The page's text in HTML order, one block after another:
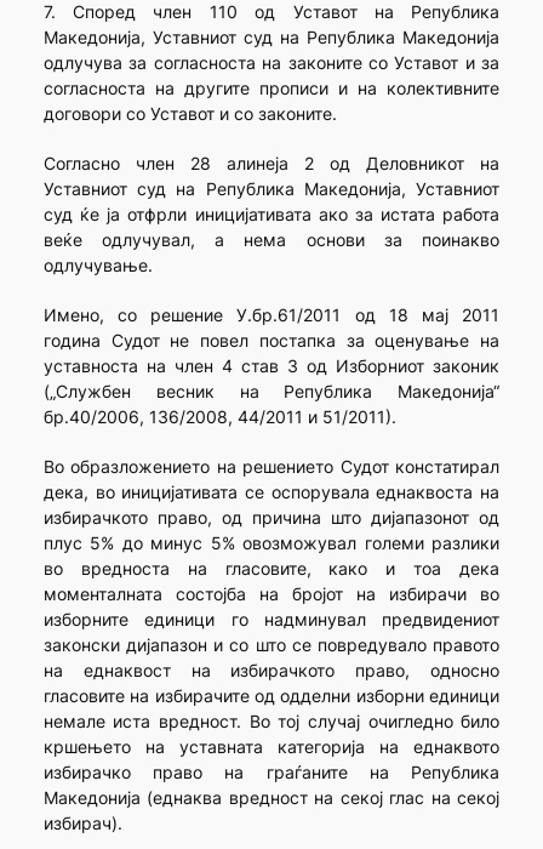
7. Според член 110 од Уставот на Република
Македонија, Уставниот суд на Република Македонија
одлучува за согласноста на законите со Уставот и за
согласноста на другите прописи и на колективните
договори со Уставот и со законите.
Согласно член 28 алинеја 2 од Деловникот на
Уставниот суд на Република Македонија, Уставниот
суд ќе ја отфрли иницијативата ако за истата работа
веќе одлучувал, а нема основи за поинакво
одлучување.
Имено, со решение У.бр.61/2011 од 18 мај 2011
година Судот не повел постапка за оценување на
уставноста на член 4 став 3 од Изборниот законик
(„Службен весник на Република Македонија“
бр.40/2006, 136/2008, 44/2011 и 51/2011).
Во образложението на решението Судот констатирал
дека, во иницијативата се оспорувала еднаквоста на
избирачкото право, од причина што дијапазонот од
плус 5% до минус 5% овозможувал големи разлики
во вредноста на гласовите, како и тоа дека
моменталната состојба на бројот на избирачи во
изборните единици го надминувал предвидениот
законски дијапазон и со што се повредувало правото
на еднаквост на избирачкото право, односно
гласовите на избирачите од одделни изборни единици
немале иста вредност. Во тој случај очигледно било
кршењето на уставната категорија на еднаквото
избирачко право на граѓаните на Република
Македонија (еднаква вредност на секој глас на секој
избирач).